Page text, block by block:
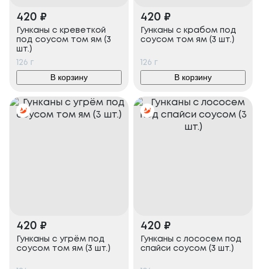
420 ₽
Гунканы с креветкой
под соусом том ям (3
шт.)
126 г
В корзину
420 ₽
Гунканы с крабом под
соусом том ям (3 шт.)
126 г
В корзину
420 ₽
Гунканы с угрём под
соусом том ям (3 шт.)
420 ₽
Гунканы с лососем под
спайси соусом (3 шт.)